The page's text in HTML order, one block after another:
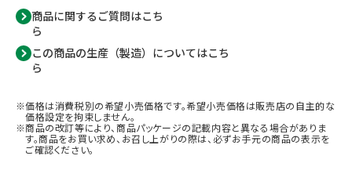
商品に関するご質問はこち
ら
この商品の生産（製造）についてはこち
ら
価格は消費税別の希望小売価格です。希望小売価格は販売店の自主的な
価格設定を拘束しません。
商品の改訂等により、商品パッケージの記載内容と異なる場合がありま
す。商品をお買い求め、お召し上がりの際は、必ずお手元の商品の表示を
ご確認ください。